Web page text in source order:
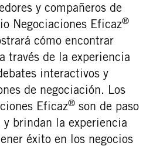
y compañeros de
Negociaciones Eficaz®
cómo encontrar
a través de la experiencia
interactivos y
de negociación. Los
Eficaz® son de paso
brindan la experiencia
éxito en los negocios